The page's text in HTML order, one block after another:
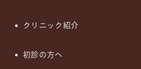
クリニック紹介
初診の方へ